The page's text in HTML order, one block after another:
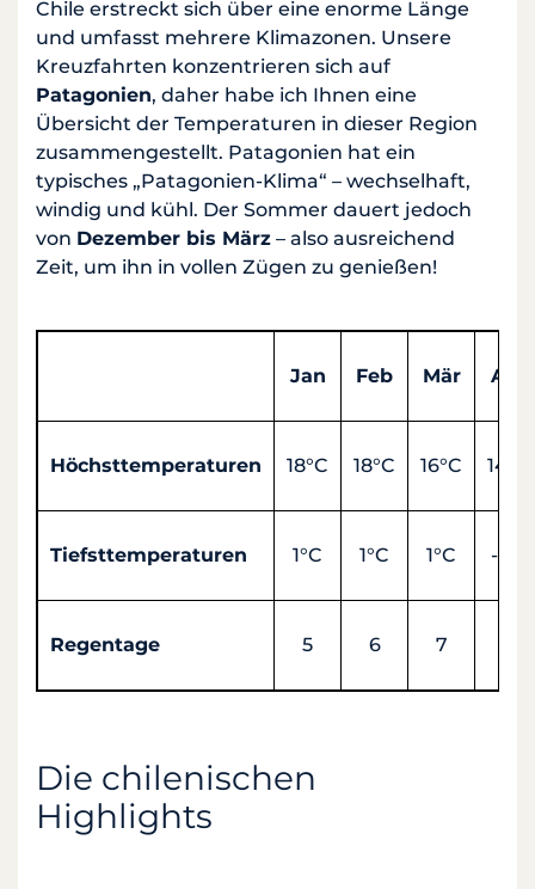
Chile erstreckt sich über eine enorme Länge
und umfasst mehrere Klimazonen. Unsere
Kreuzfahrten konzentrieren sich auf
Patagonien, daher habe ich Ihnen eine
Übersicht der Temperaturen in dieser Region
zusammengestellt. Patagonien hat ein
typisches „Patagonien-Klima“ – wechselhaft,
windig und kühl. Der Sommer dauert jedoch
von Dezember bis März – also ausreichend
Zeit, um ihn in vollen Zügen zu genießen!
Jan Feb Mär Apr
Höchsttemperaturen 18°C 18°C 16°C 14°C
Tiefsttemperaturen 1°C 1°C 1°C -1°C
Regentage 5 6 7
Die chilenischen
Highlights